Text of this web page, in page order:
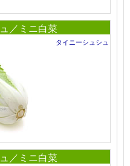
／ミニ白菜
タイニーシュシュ
／ミニ白菜